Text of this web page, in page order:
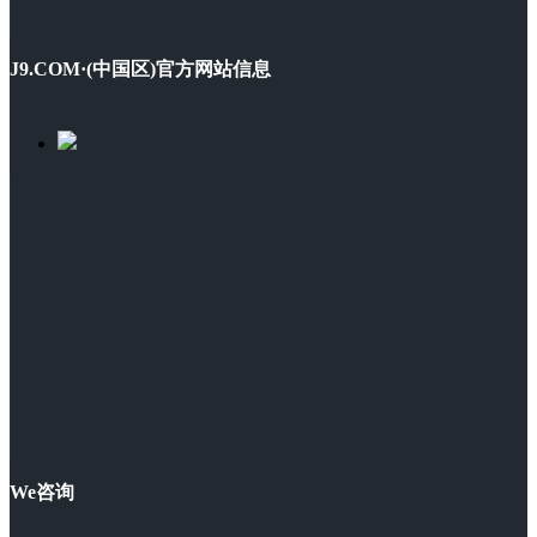
J9.COM·(中国区)官方网站信息
We咨询